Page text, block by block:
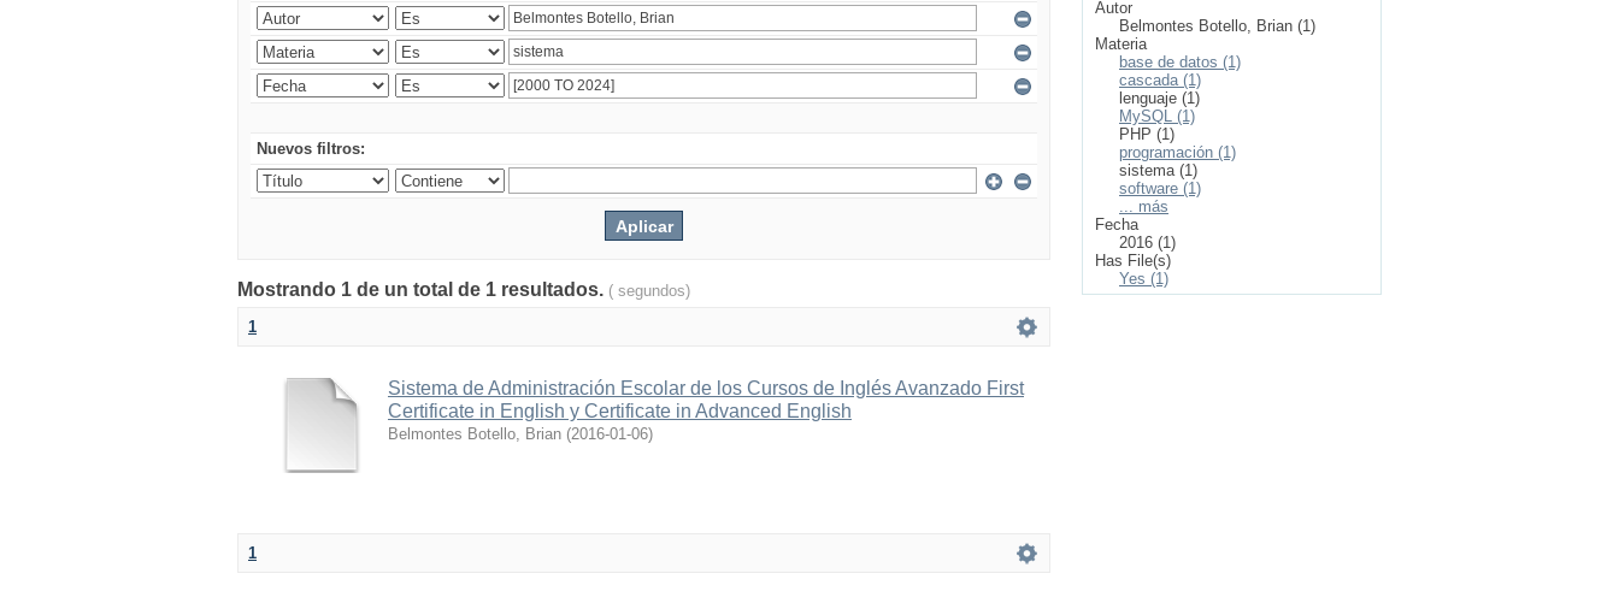
Nuevos filtros:
Mostrando 1 de un total de 1 resultados. ( segundos)
1
Sistema de Administración Escolar de los Cursos de Inglés Avanzado First
Certificate in English y Certificate in Advanced English
Belmontes Botello, Brian (2016-01-06)
1
Autor
Belmontes Botello, Brian (1)
Materia
base de datos (1)
cascada (1)
lenguaje (1)
MySQL (1)
PHP (1)
programación (1)
sistema (1)
software (1)
... más
Fecha
2016 (1)
Has File(s)
Yes (1)